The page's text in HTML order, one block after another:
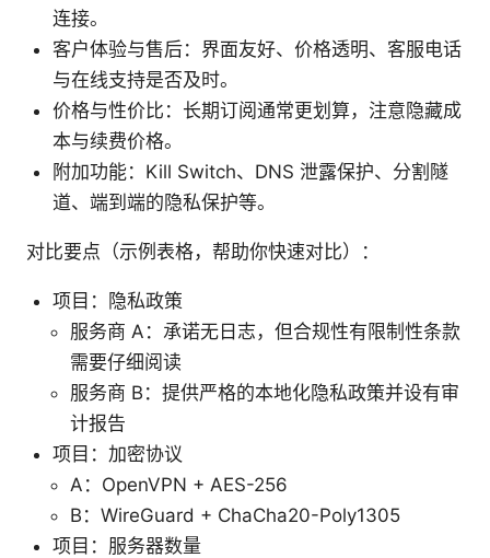
连接。
客户体验与售后：界面友好、价格透明、客服电话
与在线支持是否及时。
价格与性价比：长期订阅通常更划算，注意隐藏成
本与续费价格。
附加功能：Kill Switch、DNS 泄露保护、分割隧
道、端到端的隐私保护等。
对比要点（示例表格，帮助你快速对比）：
项目：隐私政策
服务商 A：承诺无日志，但合规性有限制性条款
需要仔细阅读
服务商 B：提供严格的本地化隐私政策并设有审
计报告
项目：加密协议
A：OpenVPN + AES-256
B：WireGuard + ChaCha20-Poly1305
项目：服务器数量